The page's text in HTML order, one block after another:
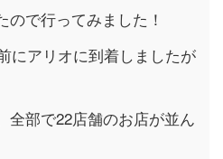
で行ってみました！
にアリオに到着しましたが
全部で22店舗のお店が並ん